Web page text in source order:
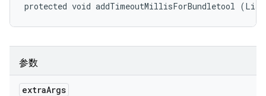
protected void addTimeoutMillisForBundletool
参数
extraArgs